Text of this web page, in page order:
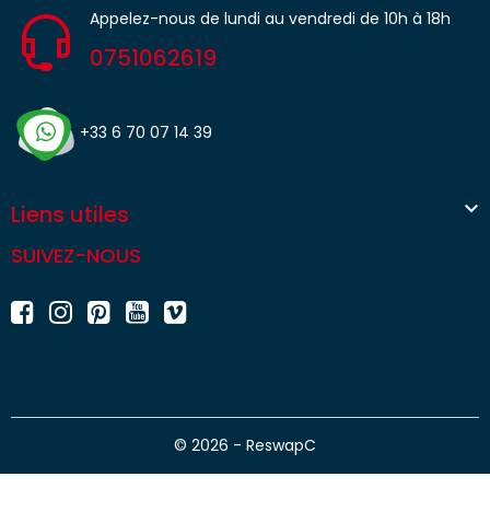
Appelez-nous de lundi au vendredi de 10h à 18h
0751062619
+33 6 70 07 14 39
Liens utiles 
SUIVEZ-NOUS
© 2026 - ReswapC